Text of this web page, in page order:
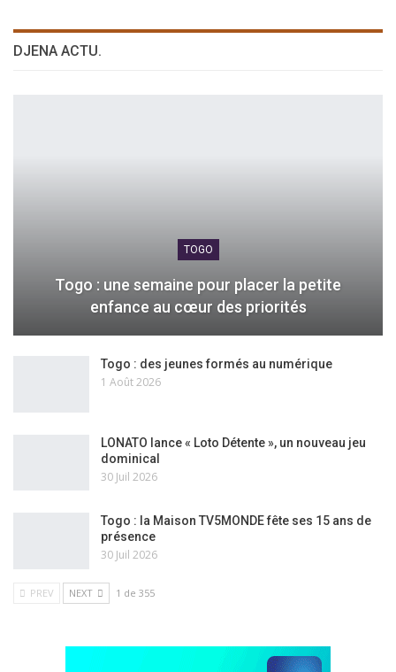
DJENA ACTU.
TOGO
Togo : une semaine pour placer la petite
enfance au cœur des priorités
Togo : des jeunes formés au numérique
1 Août 2026
LONATO lance « Loto Détente », un nouveau jeu
dominical
30 Juil 2026
Togo : la Maison TV5MONDE fête ses 15 ans de
présence
30 Juil 2026
PREV NEXT 1 de 355